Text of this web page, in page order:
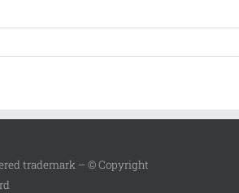
trademark – © Copyright